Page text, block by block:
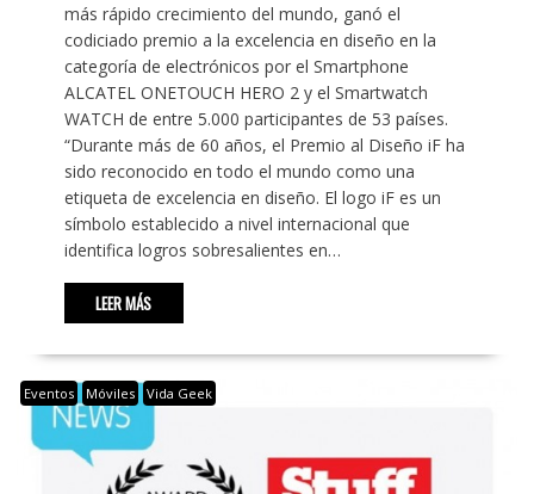
más rápido crecimiento del mundo, ganó el
codiciado premio a la excelencia en diseño en la
categoría de electrónicos por el Smartphone
ALCATEL ONETOUCH HERO 2 y el Smartwatch
WATCH de entre 5.000 participantes de 53 países.
“Durante más de 60 años, el Premio al Diseño iF ha
sido reconocido en todo el mundo como una
etiqueta de excelencia en diseño. El logo iF es un
símbolo establecido a nivel internacional que
identifica logros sobresalientes en…
LEER MÁS
Eventos Móviles Vida Geek